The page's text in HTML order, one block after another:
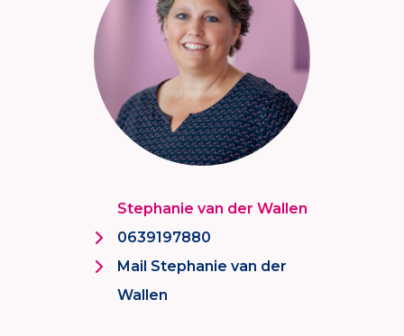
Stephanie van der Wallen
0639197880
Mail Stephanie van der
Wallen